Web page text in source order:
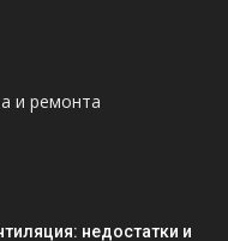
и ремонта
недостатки и